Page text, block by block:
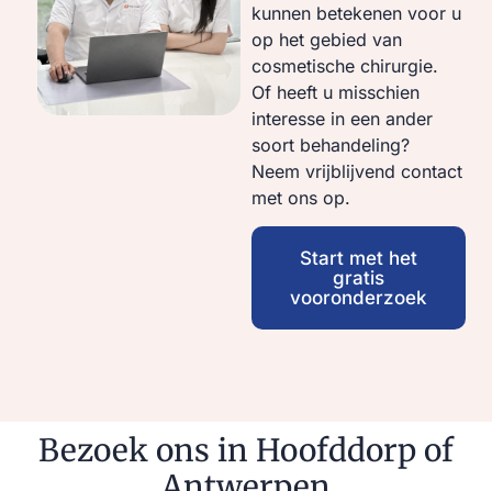
kunnen betekenen voor u
op het gebied van
cosmetische chirurgie.
Of heeft u misschien
interesse in een ander
soort behandeling?
Neem vrijblijvend contact
met ons op.
Start met het
gratis
vooronderzoek
Bezoek ons in Hoofddorp of